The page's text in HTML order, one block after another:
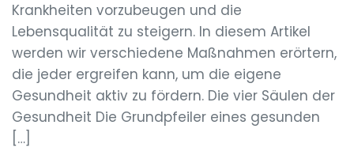
Krankheiten vorzubeugen und die
Lebensqualität zu steigern. In diesem Artikel
werden wir verschiedene Maßnahmen erörtern,
die jeder ergreifen kann, um die eigene
Gesundheit aktiv zu fördern. Die vier Säulen der
Gesundheit Die Grundpfeiler eines gesunden
[…]